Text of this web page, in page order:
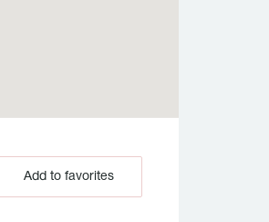
Add to favorites